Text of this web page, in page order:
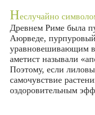
Неслучайно
Древнем Риме была
Аюрведе,
уравновешивающим
аметист называли
Поэтому, если
самочувствие
оздоровительным